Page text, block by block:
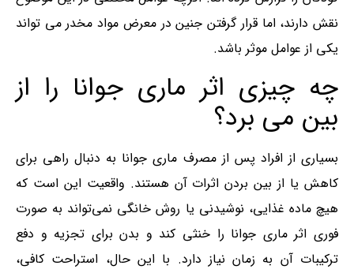
نقش دارند، اما قرار گرفتن جنین در معرض مواد مخدر می تواند
یکی از عوامل موثر باشد.
چه چیزی اثر ماری جوانا را از
بین می برد؟
بسیاری از افراد پس از مصرف ماری جوانا به دنبال راهی برای
کاهش یا از بین بردن اثرات آن هستند. واقعیت این است که
هیچ ماده غذایی، نوشیدنی یا روش خانگی نمی‌تواند به صورت
فوری اثر ماری‌ جوانا را خنثی کند و بدن برای تجزیه و دفع
ترکیبات آن به زمان نیاز دارد. با این حال، استراحت کافی،